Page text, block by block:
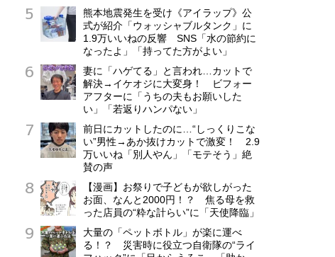
熊本地震発生を受け《アイラップ》公
式が紹介「ウォッシャブルタンク」に
1.9万いいねの反響 SNS「水の節約に
なったよ」「持ってた方がよい」
妻に「ハゲてる」と言われ…カットで
解決→イケオジに大変身！ ビフォー
アフターに「うちの夫もお願いした
い」「若返りハンパない」
前日にカットしたのに…“しっくりこな
い”男性→あか抜けカットで激変！ 2.9
万いいね「別人やん」「モテそう」絶
賛の声
【漫画】お祭りで子どもが欲しがった
お面、なんと2000円！？ 焦る母を救
った店員の“粋な計らい”に「天使降臨」
大量の「ペットボトル」が楽に運べ
る！？ 災害時に役立つ自衛隊の“ライ